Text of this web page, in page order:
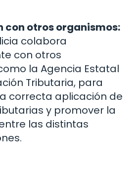
con otros organismos:
colabora
con otros
la Agencia Estatal
Tributaria, para
correcta aplicación de
y promover la
las distintas